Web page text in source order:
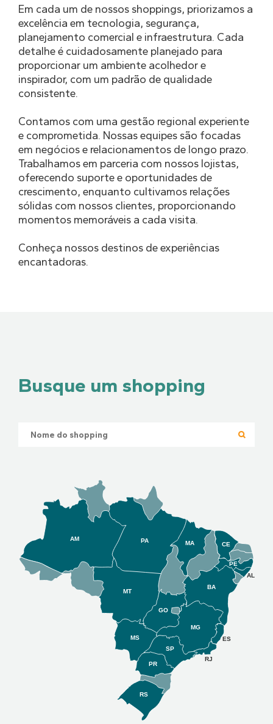
Em cada um de nossos shoppings, priorizamos a
excelência em tecnologia, segurança,
planejamento comercial e infraestrutura. Cada
detalhe é cuidadosamente planejado para
proporcionar um ambiente acolhedor e
inspirador, com um padrão de qualidade
consistente.
Contamos com uma gestão regional experiente
e comprometida. Nossas equipes são focadas
em negócios e relacionamentos de longo prazo.
Trabalhamos em parceria com nossos lojistas,
oferecendo suporte e oportunidades de
crescimento, enquanto cultivamos relações
sólidas com nossos clientes, proporcionando
momentos memoráveis a cada visita.
Conheça nossos destinos de experiências
encantadoras.
Busque um shopping
BA
PE
AL
CE
MA
PA
AM
MT
MS
GO
PR
RS
SP
MG
RJ
ES